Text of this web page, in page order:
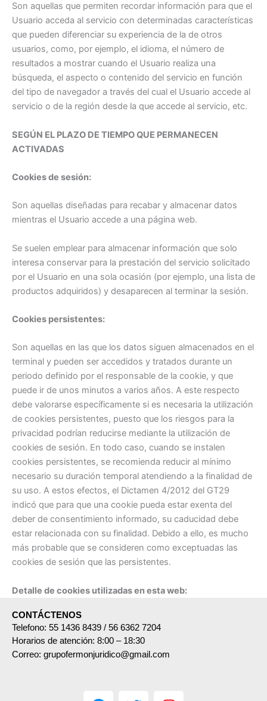
Son aquellas que permiten recordar información para que el
Usuario acceda al servicio con determinadas características
que pueden diferenciar su experiencia de la de otros
usuarios, como, por ejemplo, el idioma, el número de
resultados a mostrar cuando el Usuario realiza una
búsqueda, el aspecto o contenido del servicio en función
del tipo de navegador a través del cual el Usuario accede al
servicio o de la región desde la que accede al servicio, etc.
SEGÚN EL PLAZO DE TIEMPO QUE PERMANECEN
ACTIVADAS
Cookies de sesión:
Son aquellas diseñadas para recabar y almacenar datos
mientras el Usuario accede a una página web.
Se suelen emplear para almacenar información que solo
interesa conservar para la prestación del servicio solicitado
por el Usuario en una sola ocasión (por ejemplo, una lista de
productos adquiridos) y desaparecen al terminar la sesión.
Cookies persistentes:
Son aquellas en las que los datos siguen almacenados en el
terminal y pueden ser accedidos y tratados durante un
periodo definido por el responsable de la cookie, y que
puede ir de unos minutos a varios años. A este respecto
debe valorarse específicamente si es necesaria la utilización
de cookies persistentes, puesto que los riesgos para la
privacidad podrían reducirse mediante la utilización de
cookies de sesión. En todo caso, cuando se instalen
cookies persistentes, se recomienda reducir al mínimo
necesario su duración temporal atendiendo a la finalidad de
su uso. A estos efectos, el Dictamen 4/2012 del GT29
indicó que para que una cookie pueda estar exenta del
deber de consentimiento informado, su caducidad debe
estar relacionada con su finalidad. Debido a ello, es mucho
más probable que se consideren como exceptuadas las
cookies de sesión que las persistentes.
Detalle de cookies utilizadas en esta web:
CONTÁCTENOS
Telefono: 55 1436 8439 / 56 6362 7204
Horarios de atención: 8:00 – 18:30
Correo: grupofermonjuridico@gmail.com